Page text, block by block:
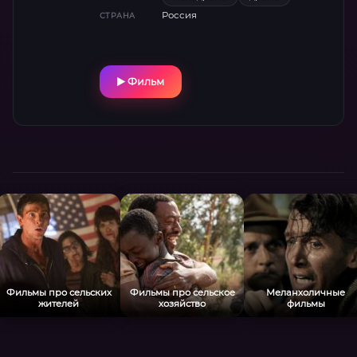
каждый день испытывают героев на
бороться за чужие жизни, но забыли, как
слышать друг друга. Фильм снят с почти
медицинских процедур до хмурых
СТРАНА Россия
Фильм
Фильмы про сельских
жителей
Фильмы про сельское
хозяйство
Меланхоличные
фильмы